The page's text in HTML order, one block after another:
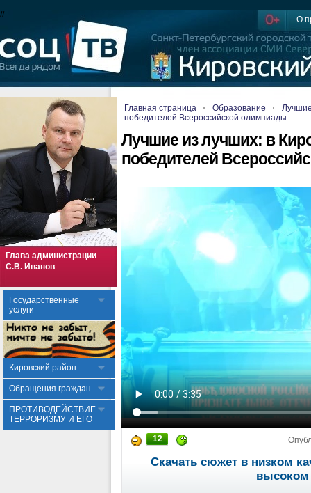
О
//
Глава администрации
С.В. Иванов
Государственные
услуги
Кировский район
Обращения граждан
ПРОТИВОДЕЙСТВИЕ
ТЕРРОРИЗМУ И ЕГО
Главная страница Образование
победителей Всероссийской олимпиады
Лучшие из лучших: в
победителей
12
Скачать сюжет в низком
высоком